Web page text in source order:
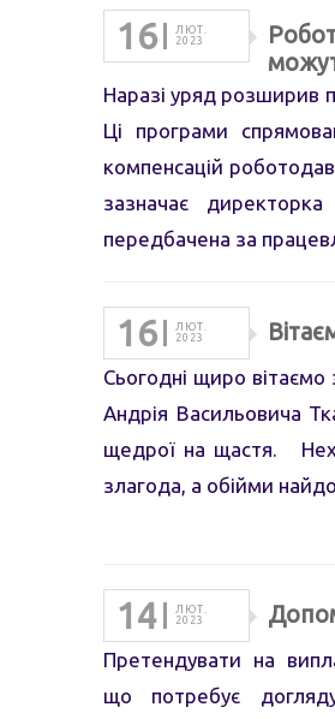
16
ЛЮТ.
2023
Наразі уряд розширив
Ці програми
компенсацій
зазначає
передбачена за
16
ЛЮТ.
2023
Сьогодні щиро
Андрія Васильовича
щедрої на щастя.
злагода, а обійми
14
ЛЮТ.
2023
Претендувати на
що потребує